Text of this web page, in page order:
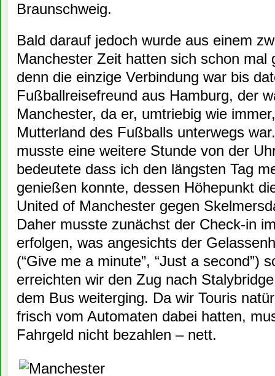
Braunschweig.
Bald darauf jedoch wurde aus einem
Manchester Zeit hatten sich schon mal
denn die einzige Verbindung war bis
Fußballreisefreund aus Hamburg, der
Manchester, da er, umtriebig wie
Mutterland des Fußballs unterwegs
musste eine weitere Stunde von der
bedeutete dass ich den längsten Tag
genießen konnte, dessen Höhepunkt
United of Manchester gegen
Daher musste zunächst der Check-in
erfolgen, was angesichts der
(“Give me a minute”, “Just a second”)
erreichten wir den Zug nach
dem Bus weiterging. Da wir Touris
frisch vom Automaten dabei hatten,
Fahrgeld nicht bezahlen – nett.